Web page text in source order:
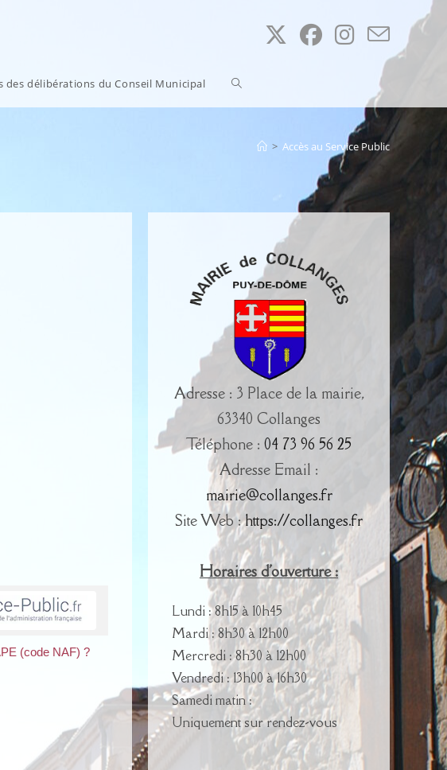
des délibérations du Conseil Municipal Toggle
> Accès au Service Public
(code NAF) ?
Adresse : 3 Place de la mairie,
63340 Collanges
Téléphone : 04 73 96 56 25
Adresse Email :
mairie@collanges.fr
Site Web :https://collanges.fr
Horaires d'ouverture :
Lundi : 8h15 à 10h45
Mardi : 8h30 à 12h00
Mercredi : 8h30 à 12h00
Vendredi : 13h00 à 16h30
Samedi matin :
Uniquement sur rendez-vous